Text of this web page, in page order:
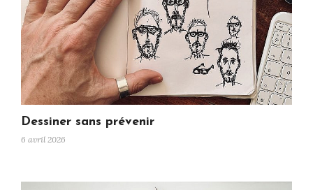
Dessiner sans prévenir
6 avril 2026